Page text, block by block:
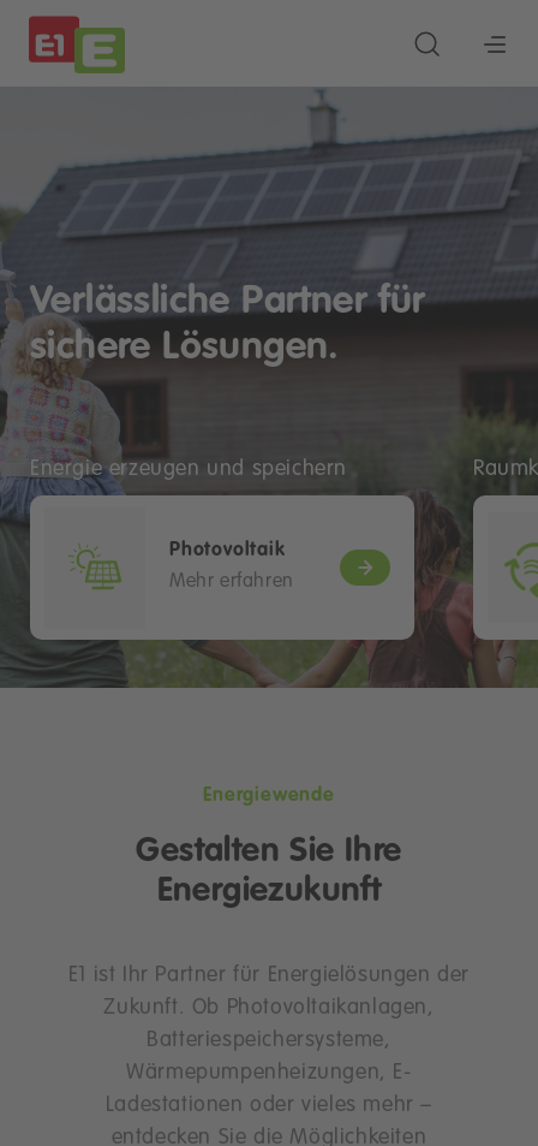
Verlässliche Partner für
sichere Lösungen.
Energie erzeugen und speichern
Photovoltaik
Mehr erfahren
Energiewende
Gestalten Sie Ihre
Energiezukunft
E1 ist Ihr Partner für Energielösungen der
Zukunft. Ob Photovoltaikanlagen,
Batteriespeichersysteme,
Wärmepumpenheizungen, E-
Ladestationen oder vieles mehr –
entdecken Sie die Möglichkeiten